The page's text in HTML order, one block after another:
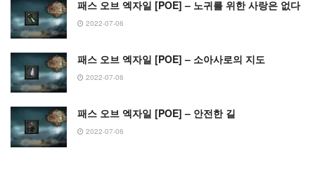
패스 오브 엑자일 [POE] – 노귀를 위한 사랑은 없다
2022-07-06
패스 오브 엑자일 [POE] – 소아사로의 지도
2022-07-06
패스 오브 엑자일 [POE] – 안전한 길
2022-07-06